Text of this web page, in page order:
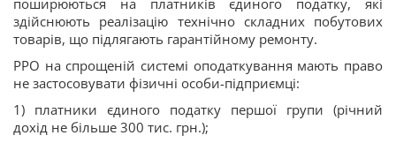
поширюються на платників єдиного податку, які
здійснюють реалізацію технічно складних побутових
товарів, що підлягають гарантійному ремонту.
РРО на спрощеній системі оподаткування мають право
не застосовувати фізичні особи-підприємці:
1) платники єдиного податку першої групи (річний
дохід не більше 300 тис. грн.);